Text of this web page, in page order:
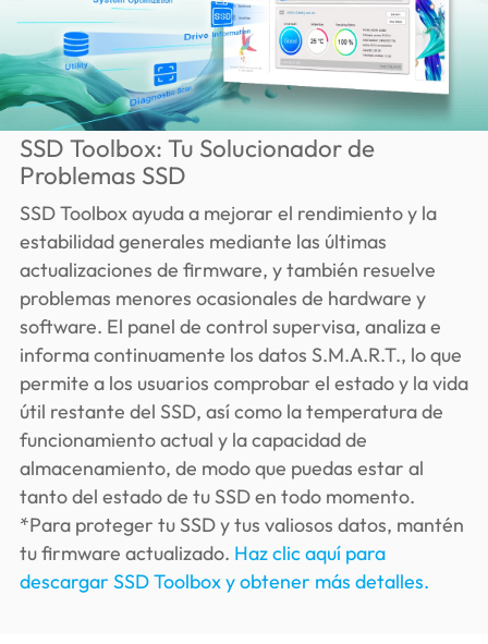
SSD Toolbox: Tu Solucionador de
Problemas SSD
SSD Toolbox ayuda a mejorar el rendimiento y la
estabilidad generales mediante las últimas
actualizaciones de firmware, y también resuelve
problemas menores ocasionales de hardware y
software. El panel de control supervisa, analiza e
informa continuamente los datos S.M.A.R.T., lo que
permite a los usuarios comprobar el estado y la vida
útil restante del SSD, así como la temperatura de
funcionamiento actual y la capacidad de
almacenamiento, de modo que puedas estar al
tanto del estado de tu SSD en todo momento.
*Para proteger tu SSD y tus valiosos datos, mantén
tu firmware actualizado. Haz clic aquí para
descargar SSD Toolbox y obtener más detalles.